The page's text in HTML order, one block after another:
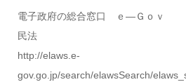
電子政府の総合窓口 ｅ―Ｇｏｖ
民法
http://elaws.e-
gov.go.jp/search/elawsSearch/